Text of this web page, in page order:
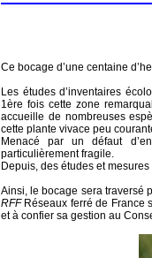
Ce bocage d’une centaine
Les études d’inventaires
1ère fois cette zone
accueille de nombreuses
cette plante vivace peu
Menacé par un défaut
particulièrement fragile.
Depuis, des études et
Ainsi, le bocage sera traversé
RFFRéseaux ferré de France
et à confier sa gestion au